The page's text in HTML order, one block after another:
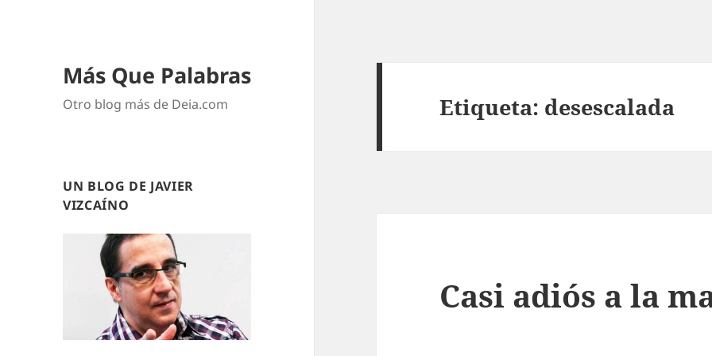
Más Que Palabras
Otro blog más de Deia.com
UN BLOG DE JAVIER
VIZCAÍNO
Etiqueta: desescalada
Casi adiós a la